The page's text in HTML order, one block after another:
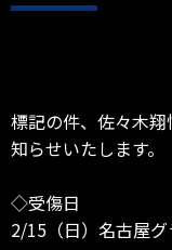
標記の件、佐々木
知らせいたします。
◇受傷日
2/15（日）名古屋